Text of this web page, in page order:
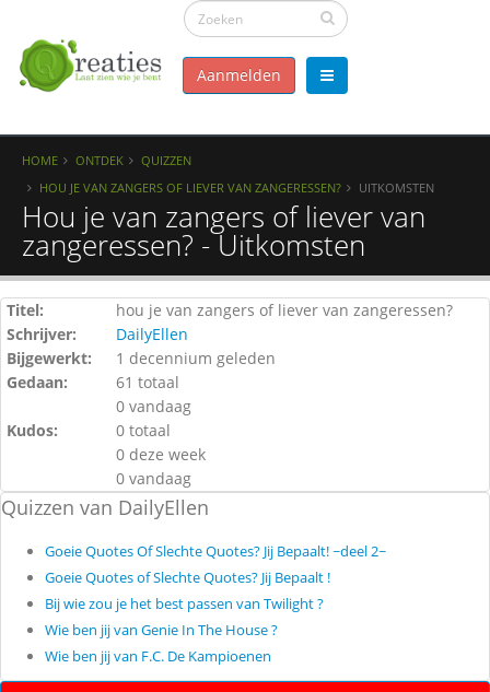
Aanmelden
HOME ONTDEK
QUIZZEN
HOU JE VAN ZANGERS OF LIEVER VAN ZANGERESSEN?
UITKOMSTEN
Hou je van zangers of liever van
zangeressen? - Uitkomsten
Titel:
hou je van zangers of liever van zangeressen?
Schrijver:
DailyEllen
Bijgewerkt:
1 decennium geleden
Gedaan:
61 totaal
0 vandaag
Kudos:
0 totaal
0 deze week
0 vandaag
Quizzen van DailyEllen
Goeie Quotes Of Slechte Quotes? Jij Bepaalt! ~deel 2~
Goeie Quotes of Slechte Quotes? Jij Bepaalt !
Bij wie zou je het best passen van Twilight ?
Wie ben jij van Genie In The House ?
Wie ben jij van F.C. De Kampioenen